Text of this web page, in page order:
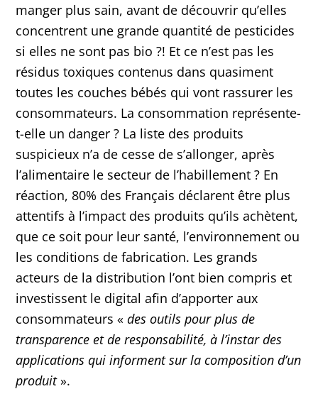
manger plus sain, avant de découvrir qu’elles
concentrent une grande quantité de pesticides
si elles ne sont pas bio ?! Et ce n’est pas les
résidus toxiques contenus dans quasiment
toutes les couches bébés qui vont rassurer les
consommateurs. La consommation représente-
t-elle un danger ? La liste des produits
suspicieux n’a de cesse de s’allonger, après
l’alimentaire le secteur de l’habillement ? En
réaction, 80% des Français déclarent être plus
attentifs à l’impact des produits qu’ils achètent,
que ce soit pour leur santé, l’environnement ou
les conditions de fabrication. Les grands
acteurs de la distribution l’ont bien compris et
investissent le digital afin d’apporter aux
consommateurs «des outils pour plus de
transparence et de responsabilité, à l’instar des
applications qui informent sur la composition d’un
produit».